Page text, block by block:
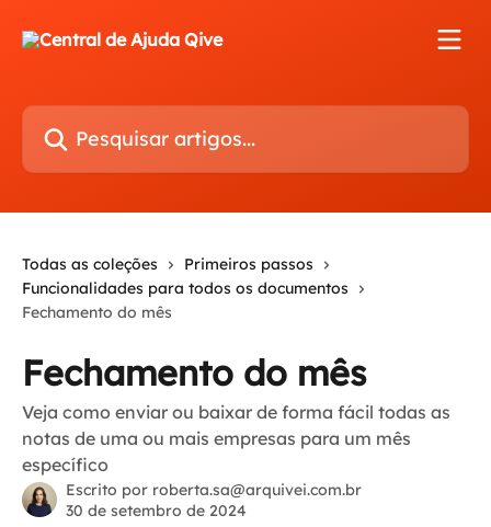
Pesquisar artigos...
Todas as coleções
Primeiros passos
Funcionalidades para todos os documentos
Fechamento do mês
Fechamento do mês
Veja como enviar ou baixar de forma fácil todas as
notas de uma ou mais empresas para um mês
específico
Escrito por roberta.sa@arquivei.com.br
30 de setembro de 2024